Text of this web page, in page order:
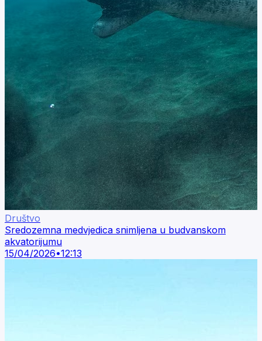
Društvo
Sredozemna medvjedica snimljena u budvanskom
akvatorijumu
15/04/2026•12:13